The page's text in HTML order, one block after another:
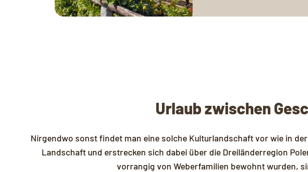
Urlaub zwischen
Nirgendwo sonst findet man eine solche Kulturlandschaft vor wie in
Landschaft und erstrecken sich dabei über die Dreiländerregion
vorrangig von Weberfamilien bewohnt wurden,